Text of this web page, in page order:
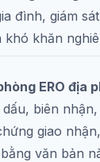
đình, giám
khó khăn
ERO địa
biên
giao
văn bản